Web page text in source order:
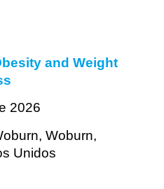
and Weight
2026
Woburn,
Unidos